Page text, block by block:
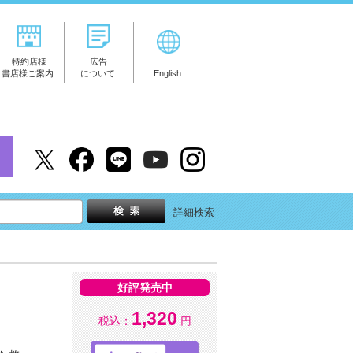
特約店様
書店様ご案内
広告
について
English
詳細検索
好評発売中
税込： 1,320 円